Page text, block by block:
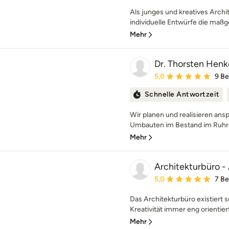
Als junges und kreatives
individuelle Entwürfe die
Mehr
Dr. Thorsten
Durchschnittliche
5,0 9
Schnelle Antwortzeit
Wir planen und realisieren
Umbauten im Bestand im
Mehr
Architekturbüro -
Durchschnittliche
5,0 7
Das Architekturbüro existiert
Kreativität immer eng
Mehr